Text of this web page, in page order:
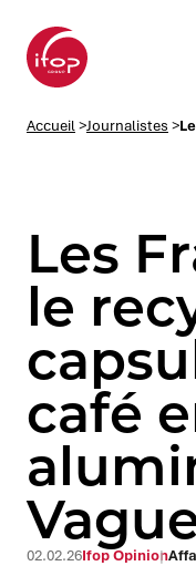
submenu
Accueil>Journalistes >
Les
le
café
02.02.26Ifop Opinion